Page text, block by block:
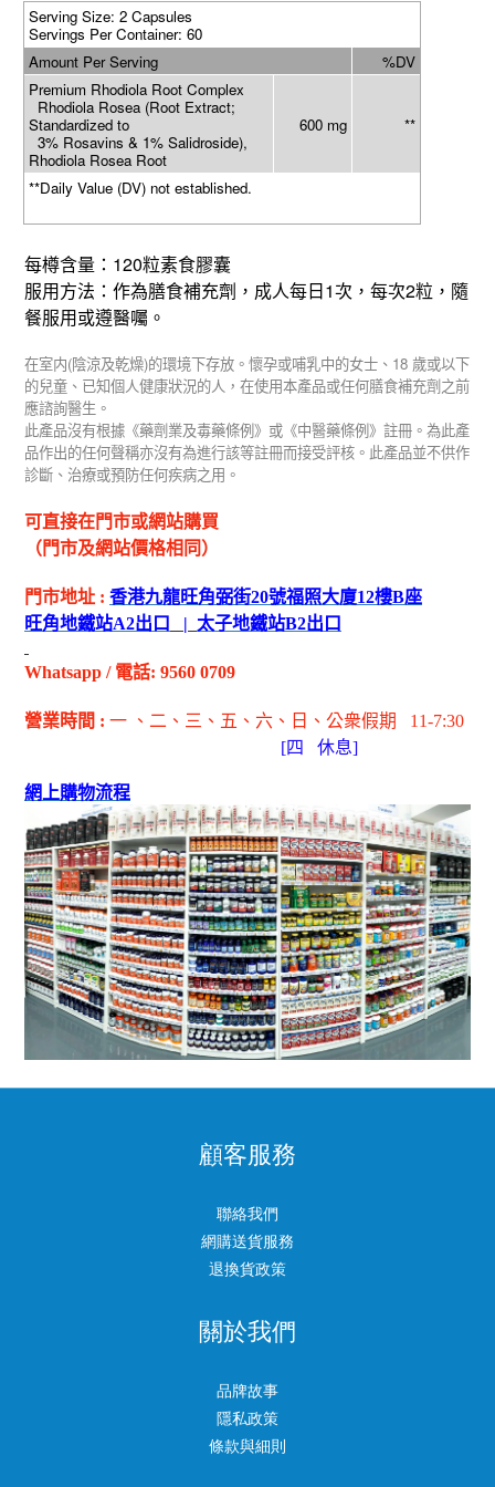
Serving Size: 2 Capsules
Servings Per Container: 60
Amount Per Serving
%DV
Premium Rhodiola Root Complex
Rhodiola Rosea (Root Extract;
Standardized to
3% Rosavins & 1% Salidroside),
Rhodiola Rosea Root
600 mg **
**Daily Value (DV) not established.
每樽含量： 120粒素食膠囊
服用方法：作為膳食補充劑，成人每日 1次，每次2粒，隨
餐服用或遵醫囑。
在室内(陰涼及乾燥)的環境下存放。懷孕或哺乳中的女士、 18 歲或以下
的兒童、已知個人健康狀況的人，在使用本產品或任何膳食補充劑之前
應諮詢醫生。
此產品沒有根據《藥劑業及毒藥條例》或《中醫藥條例》註冊。為此產
品作出的任何聲稱亦沒有為進行該等註冊而接受評核。此產品並不供作
診斷、治療或預防任何疾病之用。
可直接在門市或網站購買
（門市及網站價格相同）
門市地址 : 香港九龍旺角弼街20號福照大廈12樓B座
旺角地鐵站A2出 口 | 太子地鐵站B2出 口
Whatsapp / 電話: 9560 0709
營業時間 : 一 、二、三、五 、六 、日 、公衆假期
11-7:30
[四 休息]
網上購物流程
顧客服務
聯絡我們
網購送貨服務
退換貨政策
關於我們
品牌故事
隱私政策
條款與細則